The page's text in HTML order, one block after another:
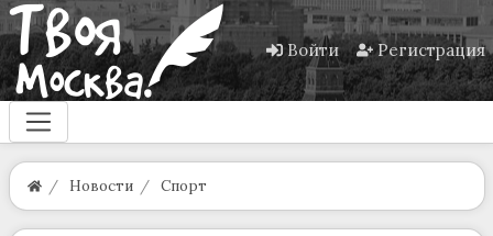
Войти Регистрация
Новости Спорт